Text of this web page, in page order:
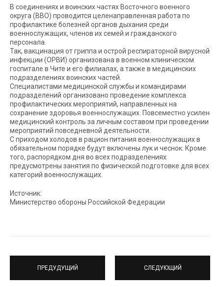
В соединениях и воинских частях Восточного военного
округа (ВВО) проводится целенаправленная работа по
профилактике болезней органов дыхания среди
военнослужащих, членов их семей и гражданского
персонала.
Так, вакцинация от гриппа и острой респираторной вирусной
инфекции (ОРВИ) организована в военном клиническом
госпитале в Чите и его филиалах, а также в медицинских
подразделениях воинских частей.
Специалистами медицинской службы и командирами
подразделений организовано проведение комплекса
профилактических мероприятий, направленных на
сохранение здоровья военнослужащих. Повсеместно усилен
медицинский контроль за личным составом при проведении
мероприятий повседневной деятельности.
С приходом холодов в рацион питания военнослужащих в
обязательном порядке будут включены лук и чеснок. Кроме
того, распорядком дня во всех подразделениях
предусмотрены занятия по физической подготовке для всех
категорий военнослужащих.
Источник:
Министерство обороны Российской Федерации
ПРЕДУДУЩИЙ СЛЕДУЮЩИЙ